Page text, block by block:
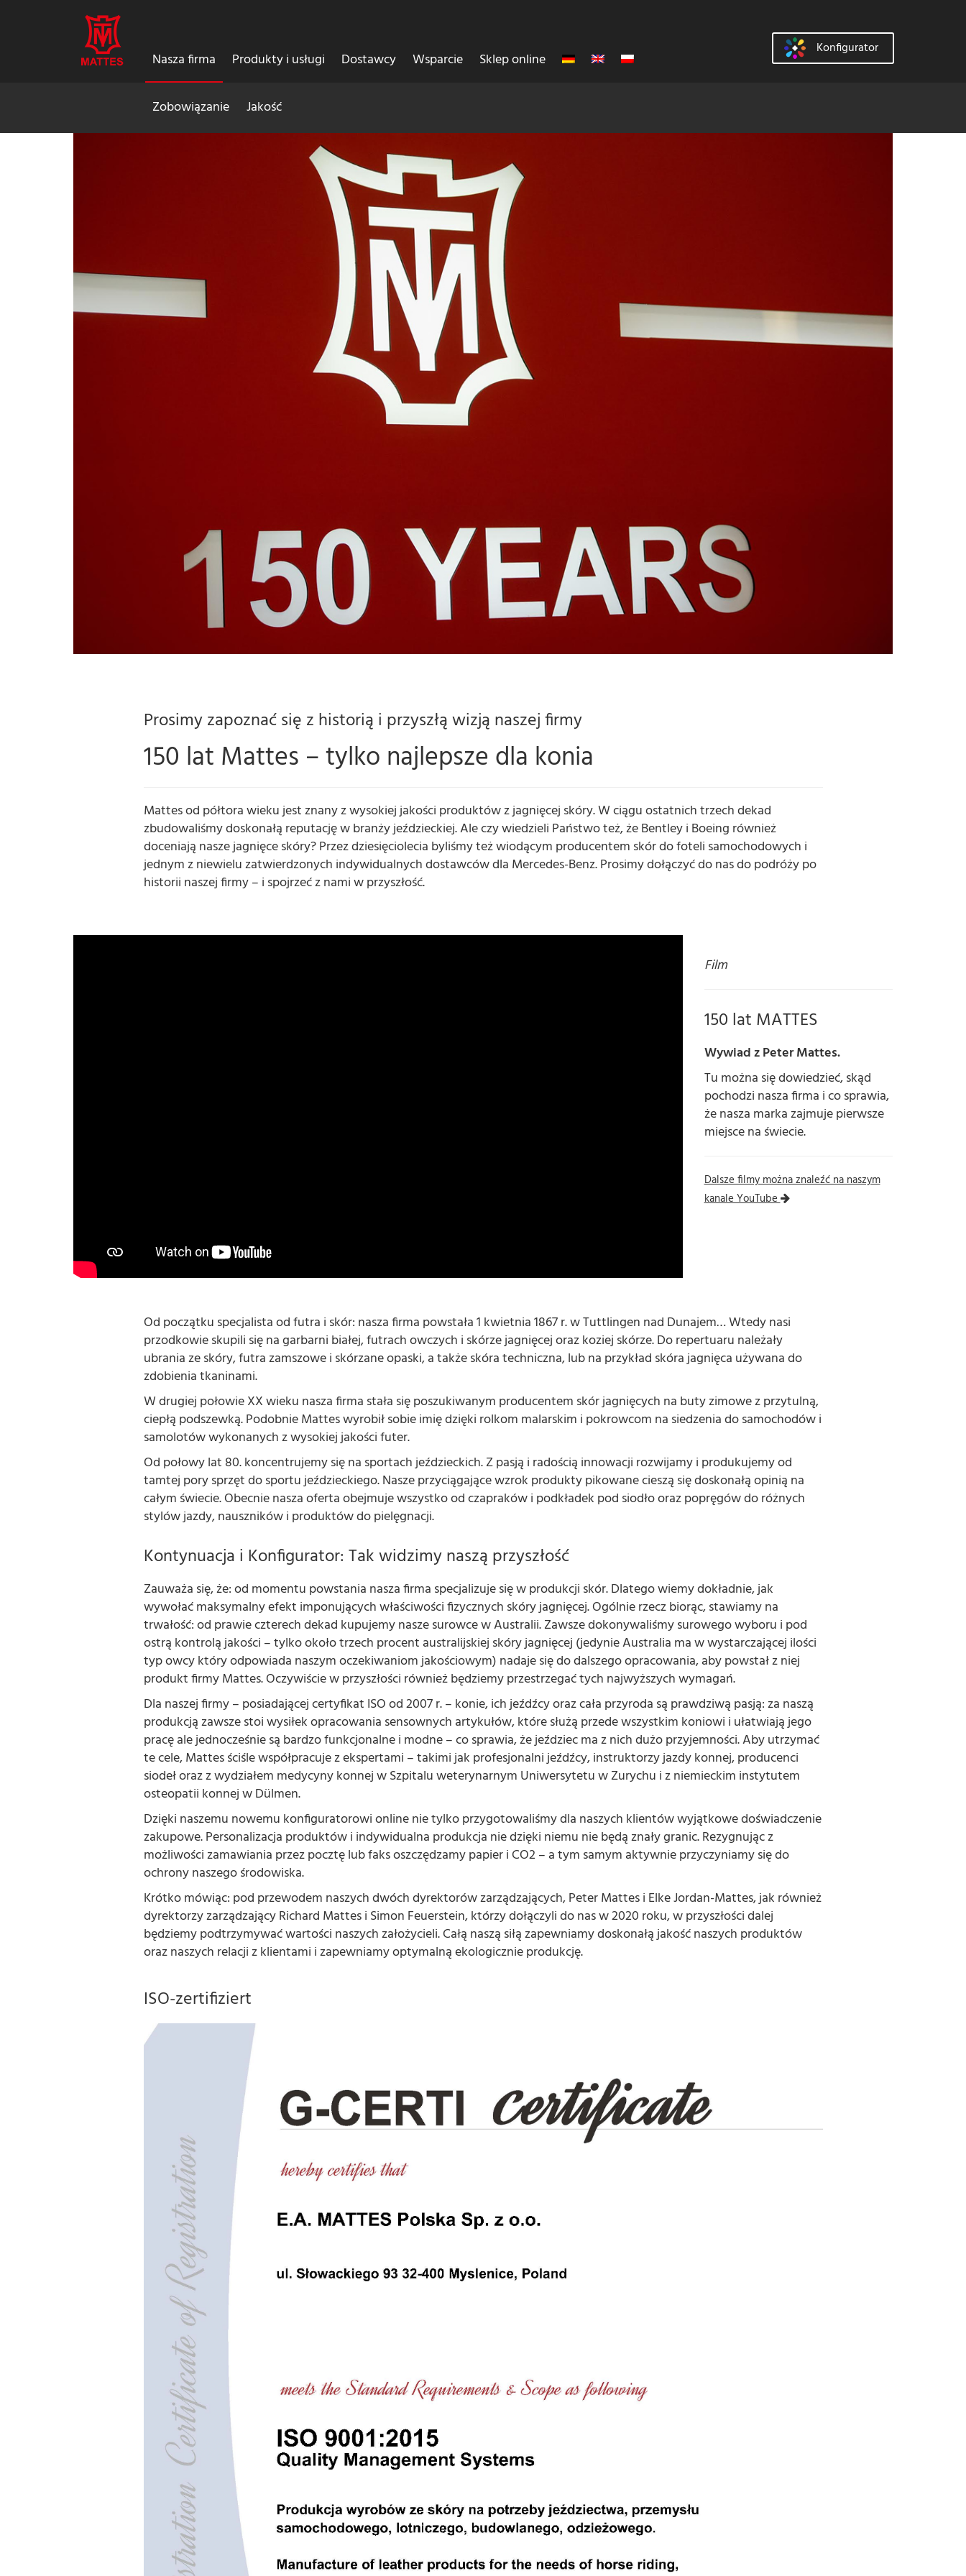
Nasza firma
Zobowiązanie Jakość
Produkty i usługi Dostawcy Wsparcie Sklep online
Konfigurator
Prosimy zapoznać się z historią i przyszłą wizją naszej firmy
150 lat Mattes – tylko najlepsze dla konia
Mattes od półtora wieku jest znany z wysokiej jakości produktów z jagnięcej skóry. W ciągu ostatnich trzech dekad
zbudowaliśmy doskonałą reputację w branży jeździeckiej. Ale czy wiedzieli Państwo też, że Bentley i Boeing również
doceniają nasze jagnięce skóry? Przez dziesięciolecia byliśmy też wiodącym producentem skór do foteli samochodowych i
jednym z niewielu zatwierdzonych indywidualnych dostawców dla Mercedes-Benz. Prosimy dołączyć do nas do podróży po
historii naszej firmy – i spojrzeć z nami w przyszłość.
Film
150 lat MATTES
Wywiad z Peter Mattes.
Tu można się dowiedzieć, skąd
pochodzi nasza firma i co sprawia,
że nasza marka zajmuje pierwsze
miejsce na świecie.
Dalsze filmy można znaleźć na naszym
kanale YouTube
Od początku specjalista od futra i skór: nasza firma powstała 1 kwietnia 1867 r. w Tuttlingen nad Dunajem… Wtedy nasi
przodkowie skupili się na garbarni białej, futrach owczych i skórze jagnięcej oraz koziej skórze. Do repertuaru należały
ubrania ze skóry, futra zamszowe i skórzane opaski, a także skóra techniczna, lub na przykład skóra jagnięca używana do
zdobienia tkaninami.
W drugiej połowie XX wieku nasza firma stała się poszukiwanym producentem skór jagnięcych na buty zimowe z przytulną,
ciepłą podszewką. Podobnie Mattes wyrobił sobie imię dzięki rolkom malarskim i pokrowcom na siedzenia do samochodów i
samolotów wykonanych z wysokiej jakości futer.
Od połowy lat 80. koncentrujemy się na sportach jeździeckich. Z pasją i radością innowacji rozwijamy i produkujemy od
tamtej pory sprzęt do sportu jeździeckiego. Nasze przyciągające wzrok produkty pikowane cieszą się doskonałą opinią na
całym świecie. Obecnie nasza oferta obejmuje wszystko od czapraków i podkładek pod siodło oraz popręgów do różnych
stylów jazdy, nauszników i produktów do pielęgnacji.
Kontynuacja i Konfigurator: Tak widzimy naszą przyszłość
Zauważa się, że: od momentu powstania nasza firma specjalizuje się w produkcji skór. Dlatego wiemy dokładnie, jak
wywołać maksymalny efekt imponujących właściwości fizycznych skóry jagnięcej. Ogólnie rzecz biorąc, stawiamy na
trwałość: od prawie czterech dekad kupujemy nasze surowce w Australii. Zawsze dokonywaliśmy surowego wyboru i pod
ostrą kontrolą jakości – tylko około trzech procent australijskiej skóry jagnięcej (jedynie Australia ma w wystarczającej ilości
typ owcy który odpowiada naszym oczekiwaniom jakościowym) nadaje się do dalszego opracowania, aby powstał z niej
produkt firmy Mattes. Oczywiście w przyszłości również będziemy przestrzegać tych najwyższych wymagań.
Dla naszej firmy – posiadającej certyfikat ISO od 2007 r. – konie, ich jeźdźcy oraz cała przyroda są prawdziwą pasją: za naszą
produkcją zawsze stoi wysiłek opracowania sensownych artykułów, które służą przede wszystkim koniowi i ułatwiają jego
pracę ale jednocześnie są bardzo funkcjonalne i modne – co sprawia, że jeździec ma z nich dużo przyjemności. Aby utrzymać
te cele, Mattes ściśle współpracuje z ekspertami – takimi jak profesjonalni jeźdźcy, instruktorzy jazdy konnej, producenci
siodeł oraz z wydziałem medycyny konnej w Szpitalu weterynarnym Uniwersytetu w Zurychu i z niemieckim instytutem
osteopatii konnej w Dülmen.
Dzięki naszemu nowemu konfiguratorowi online nie tylko przygotowaliśmy dla naszych klientów wyjątkowe doświadczenie
zakupowe. Personalizacja produktów i indywidualna produkcja nie dzięki niemu nie będą znały granic. Rezygnując z
możliwości zamawiania przez pocztę lub faks oszczędzamy papier i CO2 – a tym samym aktywnie przyczyniamy się do
ochrony naszego środowiska.
Krótko mówiąc: pod przewodem naszych dwóch dyrektorów zarządzających, Peter Mattes i Elke Jordan-Mattes, jak również
dyrektorzy zarządzający Richard Mattes i Simon Feuerstein, którzy dołączyli do nas w 2020 roku, w przyszłości dalej
będziemy podtrzymywać wartości naszych założycieli. Całą naszą siłą zapewniamy doskonałą jakość naszych produktów
oraz naszych relacji z klientami i zapewniamy optymalną ekologicznie produkcję.
ISO-zertifiziert